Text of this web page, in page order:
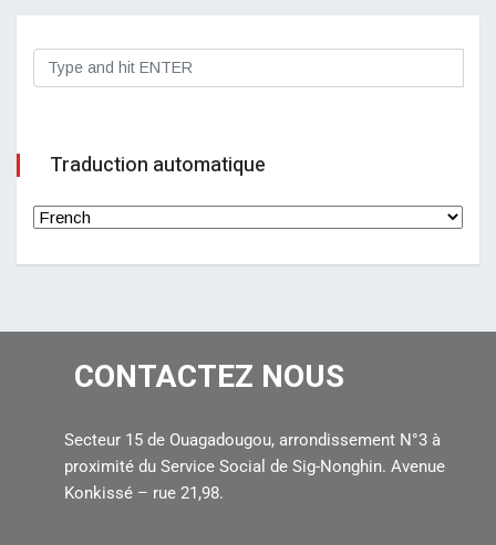
Traduction automatique
CONTACTEZ NOUS
Secteur 15 de Ouagadougou, arrondissement N°3 à
proximité du Service Social de Sig-Nonghin. Avenue
Konkissé – rue 21,98.